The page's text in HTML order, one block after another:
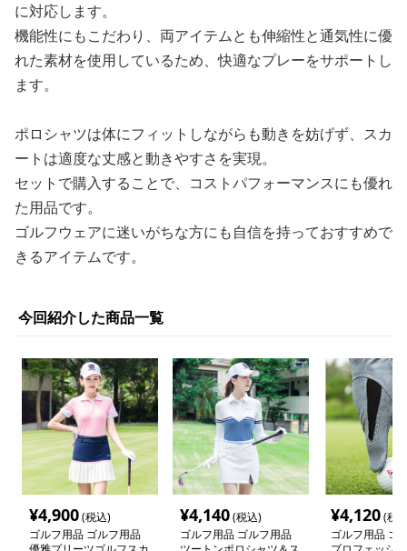
に対応します。
機能性にもこだわり、両アイテムとも伸縮性と通気性に優
れた素材を使用しているため、快適なプレーをサポートし
ます。
ポロシャツは体にフィットしながらも動きを妨げず、スカ
ートは適度な丈感と動きやすさを実現。
セットで購入することで、コストパフォーマンスにも優れ
た用品です。
ゴルフウェアに迷いがちな方にも自信を持っておすすめで
きるアイテムです。
今回紹介した商品一覧
¥4,900(税込)
ゴルフ用品 ゴルフ用品
¥4,140(税込)
ゴルフ用品 ゴルフ用品
¥4,120(税
ゴルフ用品 ゴ